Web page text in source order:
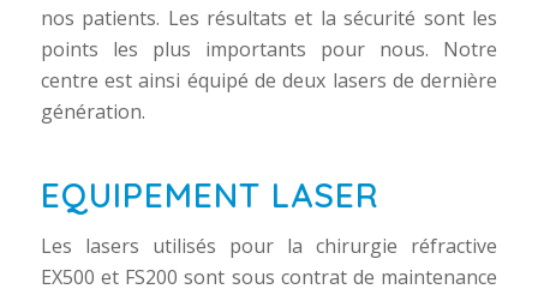
nos patients. Les résultats et la sécurité sont les
points les plus importants pour nous. Notre
centre est ainsi équipé de deux lasers de dernière
génération.
EQUIPEMENT LASER
Les lasers utilisés pour la chirurgie réfractive
EX500 et FS200 sont sous contrat de maintenance